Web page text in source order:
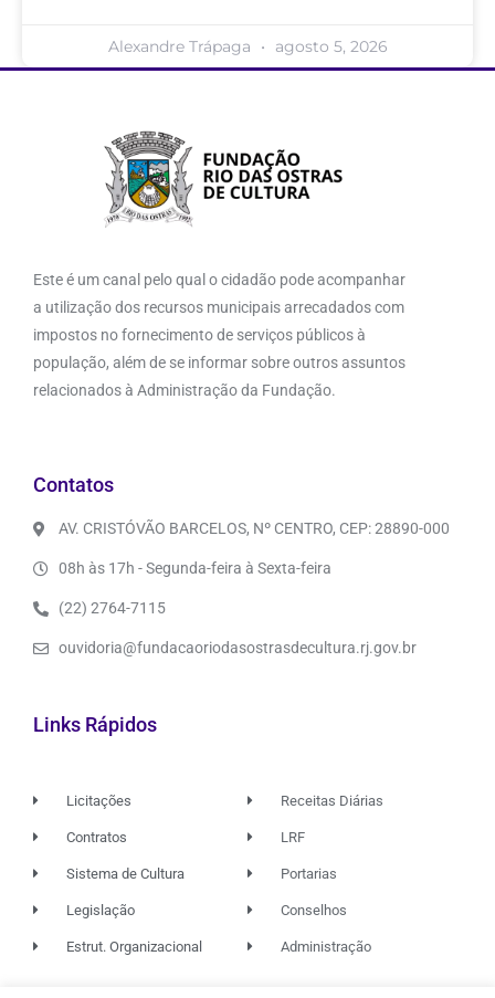
Alexandre Trápaga agosto 5, 2026
Este é um canal pelo qual o cidadão pode acompanhar
a utilização dos recursos municipais arrecadados com
impostos no fornecimento de serviços públicos à
população, além de se informar sobre outros assuntos
relacionados à Administração da Fundação.
Contatos
AV. CRISTÓVÃO BARCELOS, Nº CENTRO, CEP: 28890-000
08h às 17h - Segunda-feira à Sexta-feira
(22) 2764-7115
ouvidoria@fundacaoriodasostrasdecultura.rj.gov.br
Links Rápidos
Licitações
Contratos
Sistema de Cultura
Legislação
Estrut. Organizacional
Receitas Diárias
LRF
Portarias
Conselhos
Administração